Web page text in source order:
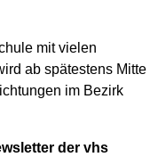
mit vielen
ab spätestens Mitte
im Bezirk
der vhs